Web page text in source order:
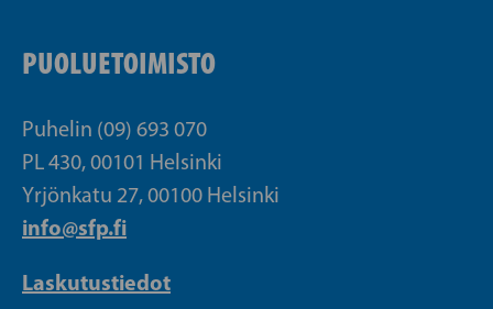
PUOLUETOIMISTO
Puhelin (09) 693 070
PL 430, 00101 Helsinki
Yrjönkatu 27, 00100 Helsinki
info@sfp.fi
Laskutustiedot